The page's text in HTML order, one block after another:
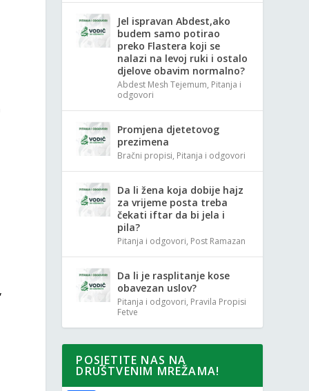
Jel ispravan Abdest,ako
budem samo potirao
preko Flastera koji se
nalazi na levoj ruki i ostalo
djelove obavim normalno?
Abdest Mesh Tejemum, Pitanja i
odgovori
Promjena djetetovog
prezimena
Bračni propisi, Pitanja i odgovori
Da li žena koja dobije hajz
za vrijeme posta treba
čekati iftar da bi jela i
pila?
Pitanja i odgovori, Post Ramazan
Da li je rasplitanje kose
obavezan uslov?
Pitanja i odgovori, Pravila Propisi
Fetve
POSJETITE NAS NA
DRUŠTVENIM MREŽAMA!